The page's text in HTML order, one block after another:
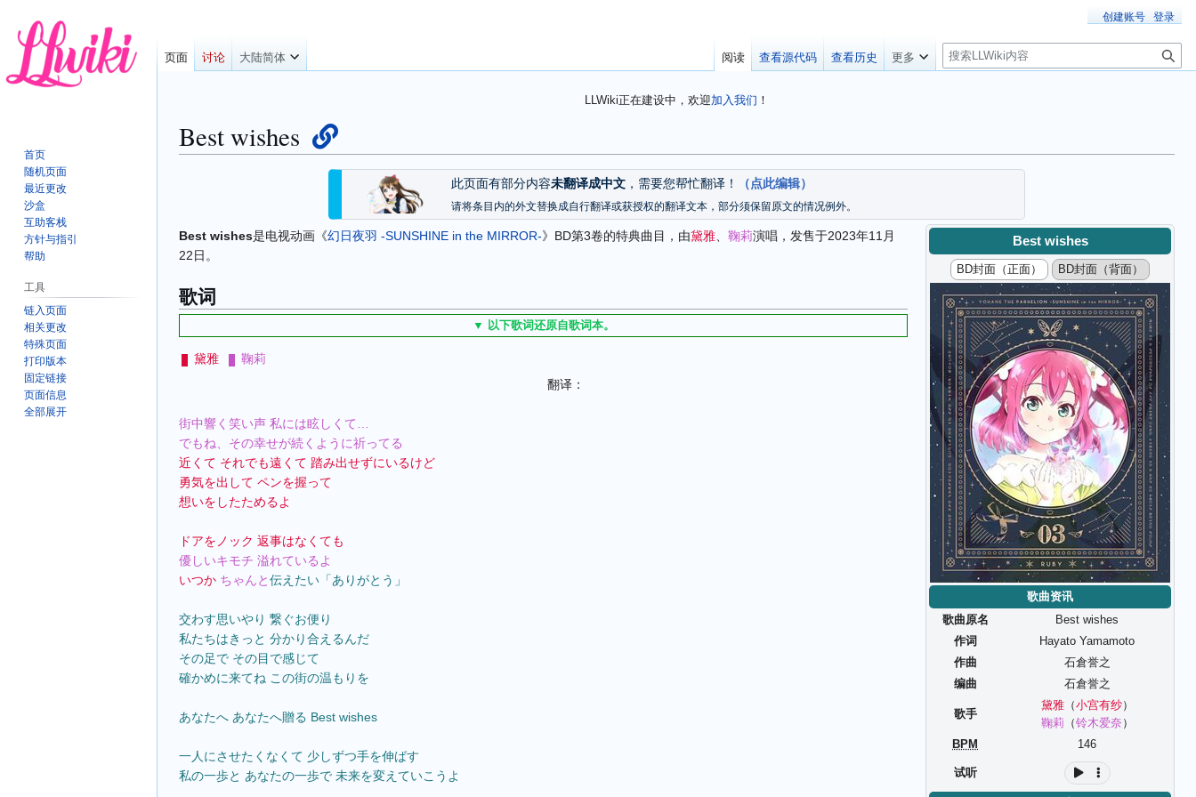
LLWiki正在建设中，欢迎加入我们 ！
Best wishes
导
航
搜
索
此页面有部分内容未翻译成中文 ，需要您帮忙翻译！ （点此编辑）
请将条目内的外文替换成自行翻译或获授权的翻译文本，部分须保留原文的情况例外。
Best wishes
BD封面（正面） BD封面（背面）
歌曲资讯
歌曲原名
Best wishes
作词
Hayato Yamamoto
作曲
石倉誉之
编曲
石倉誉之
歌手
黛雅（小宫有纱）
鞠莉 （铃木爱奈 ）
BPM
146
试听
Best wishes是电视动画《幻日夜羽 -SUNSHINE in the MIRROR-》BD第3卷的特典曲目，由黛雅 鞠莉演唱，发售于2023年11月
22日。
歌词
▼ 以下歌词还原自歌词本。
黛雅
鞠莉
翻译：
街中響く笑い声 私には眩しくて…
でもね、その幸せが続くように祈ってる
近くて それでも遠くて 踏み出せずにいるけど
勇気を出して ペンを握って
想いをしたためるよ
ドアをノック 返事はなくても
優しいキモチ 溢れているよ
いつか ちゃんと伝えたい「ありがとう」
交わす思いやり 繋ぐお便り
私たちはきっと 分かり合えるんだ
その足で その目で感じて
確かめに来てね この街の温もりを
あなたへ あなたへ贈る Best wishes
一人にさせたくなくて 少しずつ手を伸ばす
私の一歩と あなたの一歩で 未来を変えていこうよ
创建账号 登录
页面 讨论 大陆简体 阅读 查看源代码 查看历史 更多
搜
索
首页
随机页面
最近更改
沙盒
互助客栈
方针与指引
帮助
工具
链入页面
相关更改
特殊页面
打印版本
固定链接
页面信息
全部展开